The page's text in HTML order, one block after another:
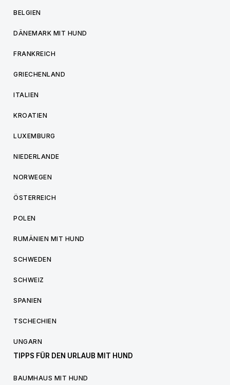
BELGIEN
DÄNEMARK MIT HUND
FRANKREICH
GRIECHENLAND
ITALIEN
KROATIEN
LUXEMBURG
NIEDERLANDE
NORWEGEN
ÖSTERREICH
POLEN
RUMÄNIEN MIT HUND
SCHWEDEN
SCHWEIZ
SPANIEN
TSCHECHIEN
UNGARN
TIPPS FÜR DEN URLAUB MIT HUND
BAUMHAUS MIT HUND